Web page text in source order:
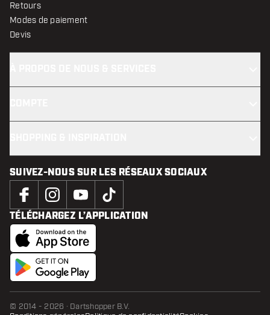
Retours
Modes de paiement
Devis
SUIVEZ-NOUS SUR LES RÉSEAUX SOCIAUX
TÉLÉCHARGEZ L’APPLICATION
© 2014 - 2026 · Dartshopper B.V.